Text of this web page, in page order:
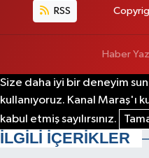
RSS
Haber
Size daha iyi bir deneyim
kullanıyoruz. Kanal Maraş'ı
kabul etmiş sayılırsınız.